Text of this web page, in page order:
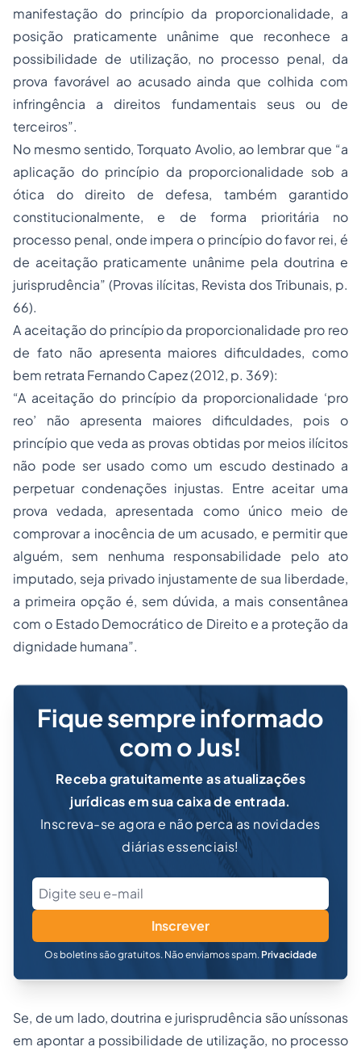
manifestação do princípio da proporcionalidade, a
posição praticamente unânime que reconhece a
possibilidade de utilização, no processo penal, da
prova favorável ao acusado ainda que colhida com
infringência a direitos fundamentais seus ou de
terceiros”.
No mesmo sentido, Torquato Avolio, ao lembrar que “a
aplicação do princípio da proporcionalidade sob a
ótica do direito de defesa, também garantido
constitucionalmente, e de forma prioritária no
processo penal, onde impera o princípio do favor rei, é
de aceitação praticamente unânime pela doutrina e
jurisprudência” (Provas ilícitas, Revista dos Tribunais, p.
66).
A aceitação do princípio da proporcionalidade pro reo
de fato não apresenta maiores dificuldades, como
bem retrata Fernando Capez (2012, p. 369):
“A aceitação do princípio da proporcionalidade ‘pro
reo’ não apresenta maiores dificuldades, pois o
princípio que veda as provas obtidas por meios ilícitos
não pode ser usado como um escudo destinado a
perpetuar condenações injustas. Entre aceitar uma
prova vedada, apresentada como único meio de
comprovar a inocência de um acusado, e permitir que
alguém, sem nenhuma responsabilidade pelo ato
imputado, seja privado injustamente de sua liberdade,
a primeira opção é, sem dúvida, a mais consentânea
com o Estado Democrático de Direito e a proteção da
dignidade humana”.
Fique sempre informado
com o Jus!
Receba gratuitamente as atualizações
jurídicas em sua caixa de entrada.
Inscreva-se agora e não perca as novidades
diárias essenciais!
Inscrever
Os boletins são gratuitos. Não enviamos spam. Privacidade
Se, de um lado, doutrina e jurisprudência são uníssonas
em apontar a possibilidade de utilização, no processo